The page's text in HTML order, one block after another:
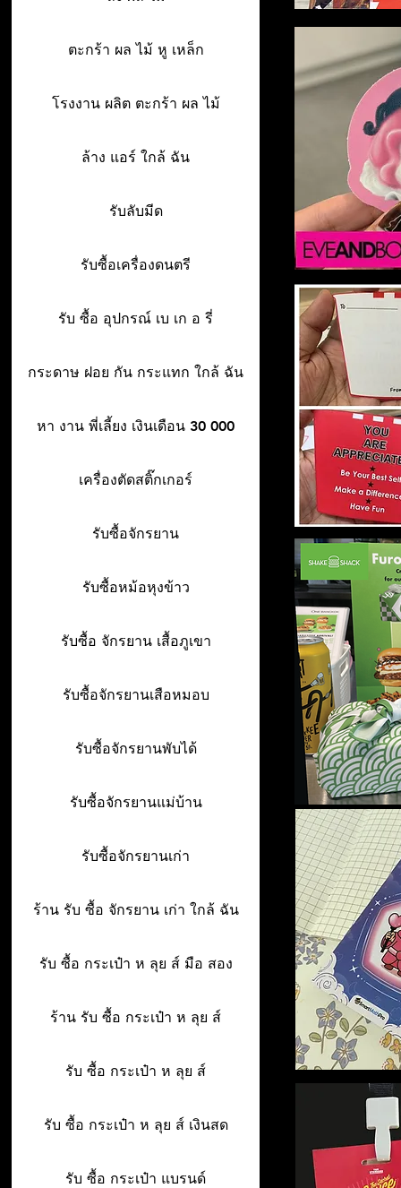
ตะกร้า ผล ไม้ หู เหล็ก
โรงงาน ผลิต ตะกร้า ผล ไม้
ล้าง แอร์ ใกล้ ฉัน
รับลับมีด
รับซื้อเครื่องดนตรี
รับ ซื้อ อุปกรณ์ เบ เก อ รี่
กระดาษ ฝอย กัน กระแทก ใกล้ ฉัน
หา งาน พี่เลี้ยง เงินเดือน 30 000
เครื่องตัดสติ๊กเกอร์
รับซื้อจักรยาน
รับซื้อหม้อหุงข้าว
รับซื้อ จักรยาน เสื้อภูเขา
รับซื้อจักรยานเสือหมอบ
รับซื้อจักรยานพับได้
รับซื้อจักรยานแม่บ้าน
รับซื้อจักรยานเก่า
ร้าน รับ ซื้อ จักรยาน เก่า ใกล้ ฉัน
รับ ซื้อ กระเป๋า ห ลุย ส์ มือ สอง
ร้าน รับ ซื้อ กระเป๋า ห ลุย ส์
รับ ซื้อ กระเป๋า ห ลุย ส์
รับ ซื้อ กระเป๋า ห ลุย ส์ เงินสด
รับ ซื้อ กระเป๋า แบรนด์